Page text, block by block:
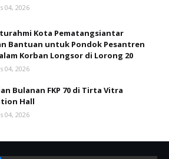
04, 2026
Kota Pematangsiantar
Bantuan untuk Pondok Pesantren
Korban Longsor di Lorong 20
04, 2026
Bulanan FKP 70 di Tirta Vitra
Hall
04, 2026